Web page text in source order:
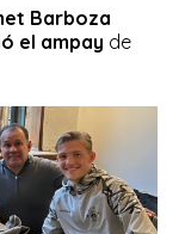
Barboza
el ampay de